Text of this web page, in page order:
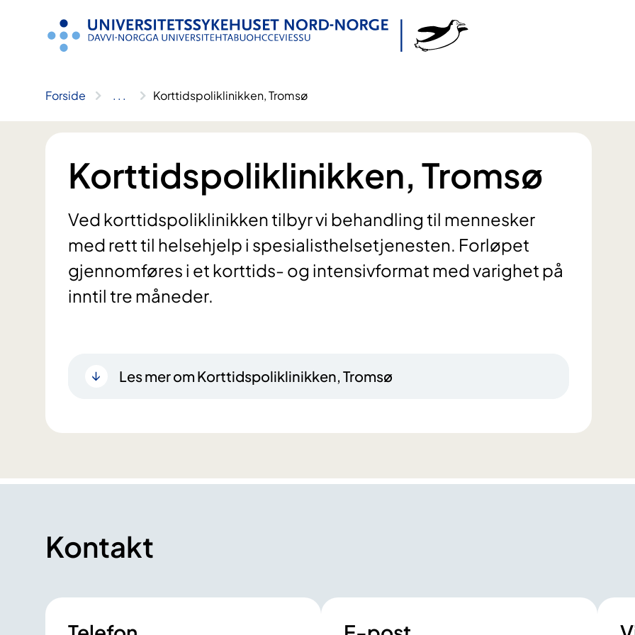
Forside .. . Korttidspoliklinikken, Tromsø
Korttidspoliklinikken, Tromsø
Ved korttidspoliklinikken tilbyr vi behandling til mennesker
med rett til helsehjelp i spesialisthelsetjenesten. Forløpet
gjennomføres i et korttids- og intensivformat med varighet på
inntil tre måneder.
Les mer om Korttidspoliklinikken, Tromsø
Kontakt